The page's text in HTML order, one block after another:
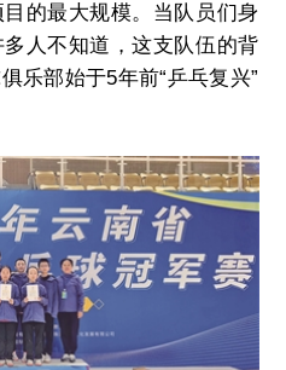
的最大规模。当队员们身
人不知道，这支队伍的背
乐部始于5年前“乒乓复兴”